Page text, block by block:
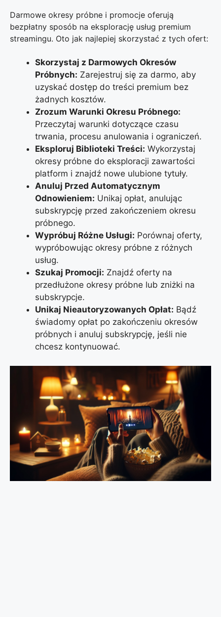
Darmowe okresy próbne i promocje oferują
bezpłatny sposób na eksplorację usług premium
streamingu. Oto jak najlepiej skorzystać z tych ofert:
Skorzystaj z Darmowych Okresów
Próbnych: Zarejestruj się za darmo, aby
uzyskać dostęp do treści premium bez
żadnych kosztów.
Zrozum Warunki Okresu Próbnego:
Przeczytaj warunki dotyczące czasu
trwania, procesu anulowania i ograniczeń.
Eksploruj Biblioteki Treści: Wykorzystaj
okresy próbne do eksploracji zawartości
platform i znajdź nowe ulubione tytuły.
Anuluj Przed Automatycznym
Odnowieniem: Unikaj opłat, anulując
subskrypcję przed zakończeniem okresu
próbnego.
Wypróbuj Różne Usługi: Porównaj oferty,
wypróbowując okresy próbne z różnych
usług.
Szukaj Promocji: Znajdź oferty na
przedłużone okresy próbne lub zniżki na
subskrypcje.
Unikaj Nieautoryzowanych Opłat: Bądź
świadomy opłat po zakończeniu okresów
próbnych i anuluj subskrypcję, jeśli nie
chcesz kontynuować.